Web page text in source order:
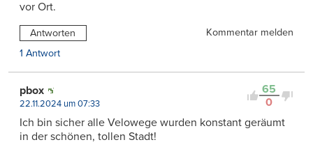
vor Ort.
Antworten
Kommentar melden
1 Antwort
65
0
pbox
22.11.2024 um 07:33
Ich bin sicher alle Velowege wurden konstant geräumt
in der schönen, tollen Stadt!